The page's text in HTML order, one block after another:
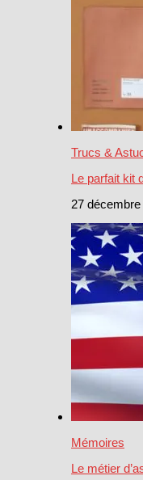
Trucs &
Le parfait kit
27 décembre
Mémoires
Le métier